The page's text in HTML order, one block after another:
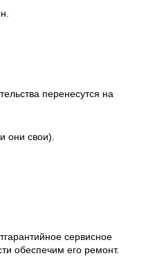
перенесутся на
они свои).
сервисное
обеспечим его ремонт.